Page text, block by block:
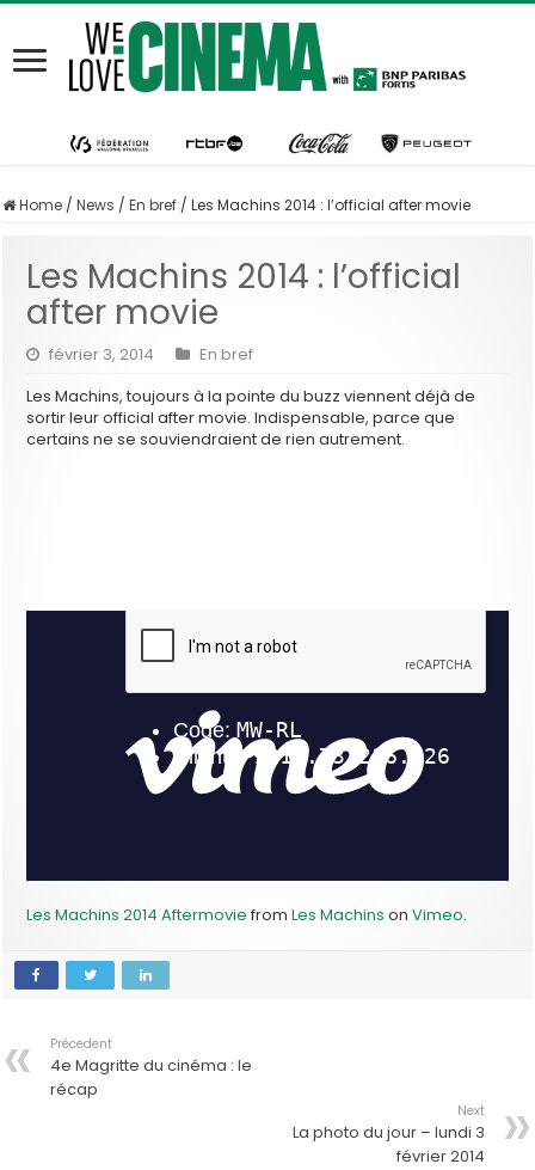
Home / News / En bref / Les Machins 2014 : l’official after movie
Les Machins 2014 : l’official
after movie
février 3, 2014
En bref
Les Machins, toujours à la pointe du buzz viennent déjà de
sortir leur official after movie. Indispensable, parce que
certains ne se souviendraient de rien autrement.
Les Machins 2014 Aftermovie fromLes Machins onVimeo.
Précedent
4e Magritte du cinéma : le
récap
Next
La photo du jour – lundi 3
février 2014